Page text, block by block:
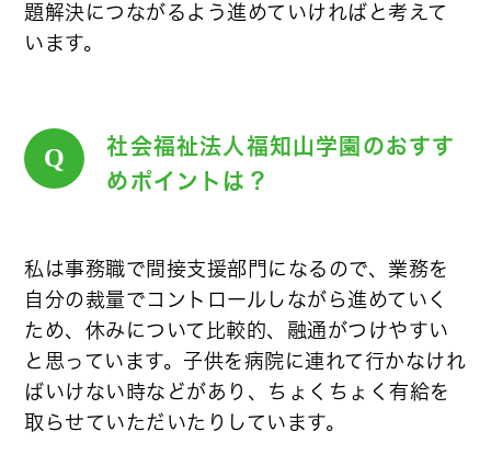
題解決につながるよう進めていければと考えて
います。
Q
社会福祉法人福知山学園のおすす
めポイントは？
私は事務職で間接支援部門になるので、業務を
自分の裁量でコントロールしながら進めていく
ため、休みについて比較的、融通がつけやすい
と思っています。子供を病院に連れて行かなけれ
ばいけない時などがあり、ちょくちょく有給を
取らせていただいたりしています。